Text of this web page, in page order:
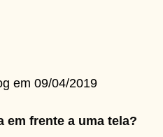
em 09/04/2019
em frente a uma tela?